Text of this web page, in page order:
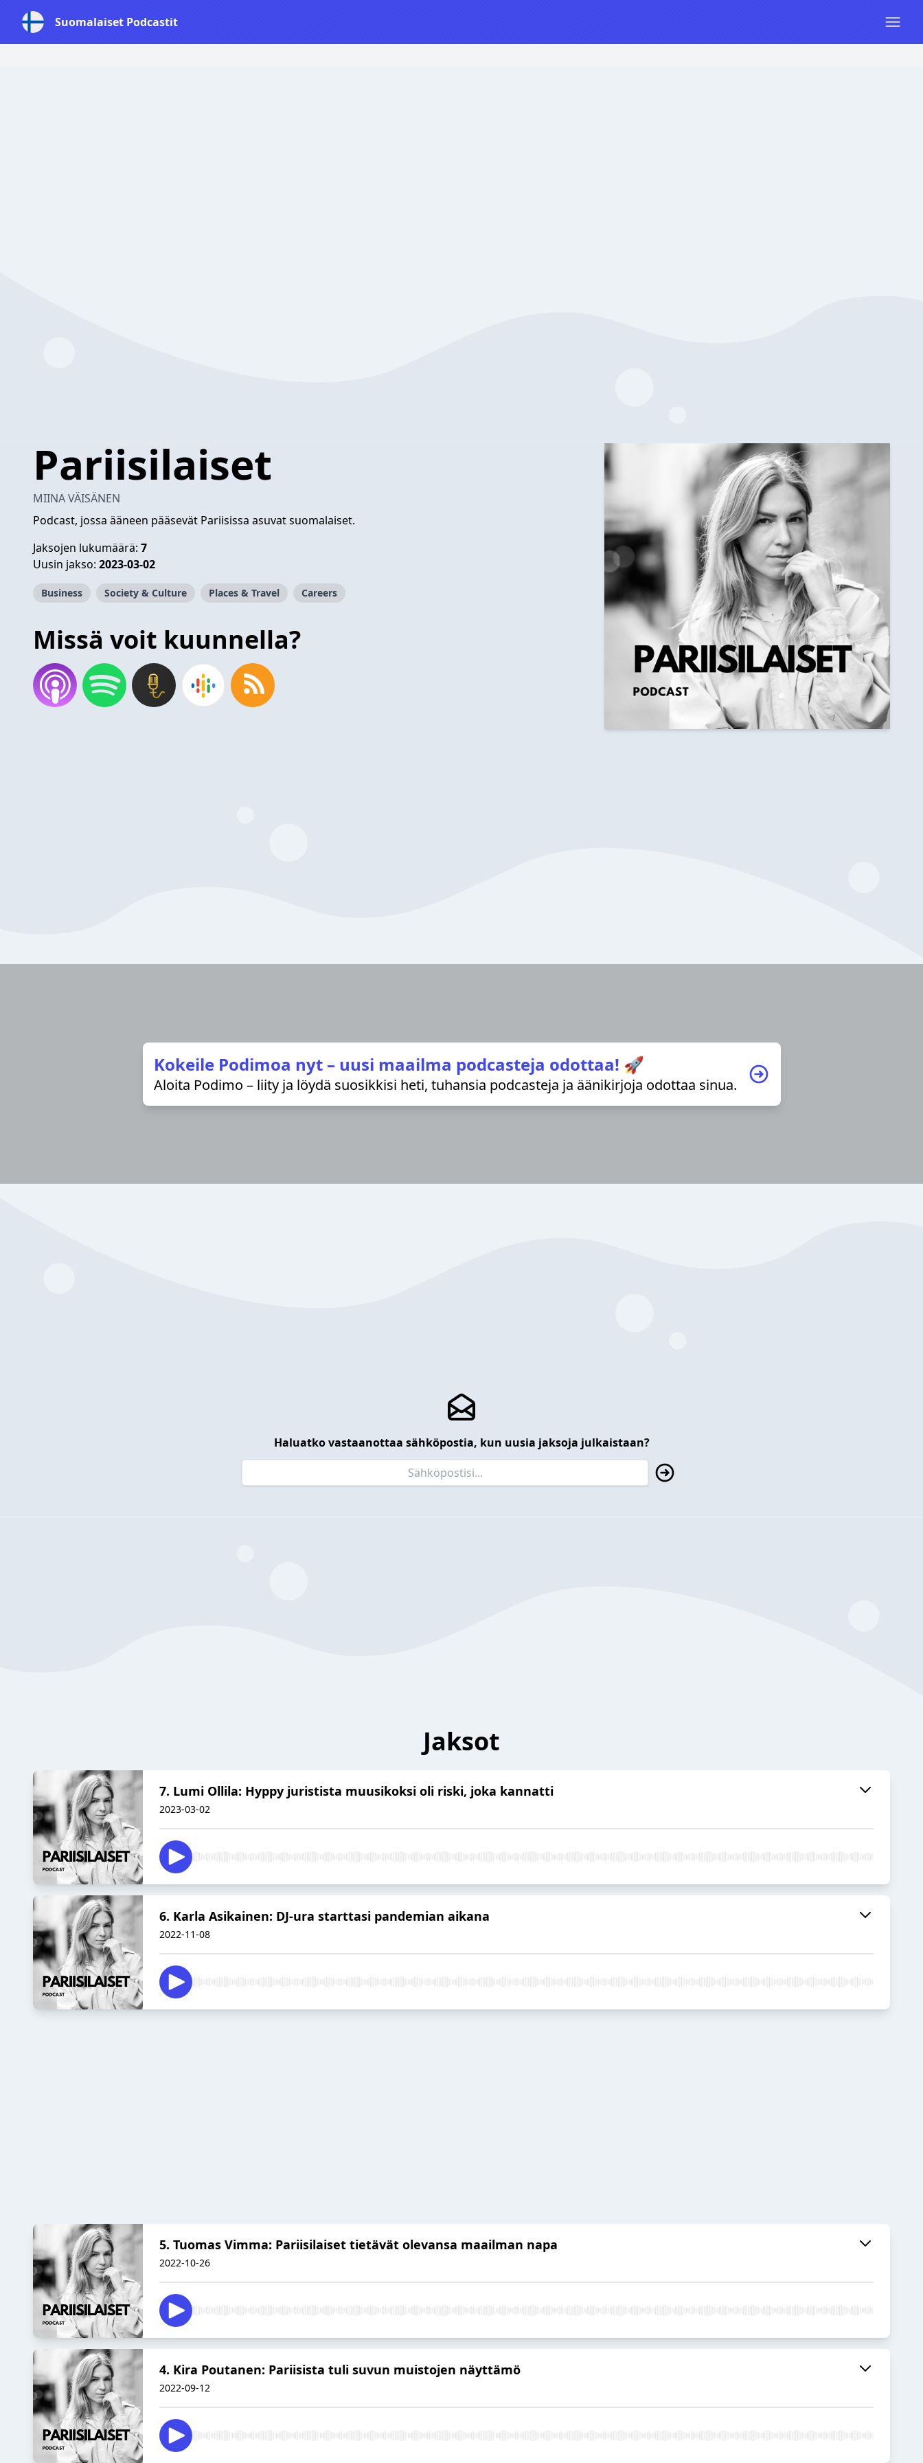
Suomalaiset Podcastit
Pariisilaiset
MIINA VÄISÄNEN
Podcast, jossa ääneen pääsevät Pariisissa asuvat suomalaiset.
Jaksojen lukumäärä: 7
Uusin jakso: 2023-03-02
Business Society & Culture Places & Travel Careers
Missä voit kuunnella?
Kokeile Podimoa nyt – uusi maailma podcasteja odottaa! 🚀
Aloita Podimo – liity ja löydä suosikkisi heti, tuhansia podcasteja ja äänikirjoja odottaa sinua.
Haluatko vastaanottaa sähköpostia, kun uusia jaksoja julkaistaan?
Jaksot
7. Lumi Ollila: Hyppy juristista muusikoksi oli riski, joka kannatti
2023-03-02
6. Karla Asikainen: DJ-ura starttasi pandemian aikana
2022-11-08
5. Tuomas Vimma: Pariisilaiset tietävät olevansa maailman napa
2022-10-26
4. Kira Poutanen: Pariisista tuli suvun muistojen näyttämö
2022-09-12